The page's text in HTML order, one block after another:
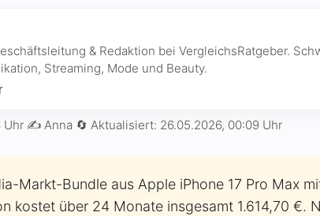
& Redaktion bei VergleichsRatgeber.
Streaming, Mode und Beauty.
Uhr ✍️ Anna 🔄 Aktualisiert: 26.05.2026, 00:09 Uhr
Markt-Bundle aus Apple iPhone 17 Pro Max
kostet über 24 Monate insgesamt 1.614,70 €.